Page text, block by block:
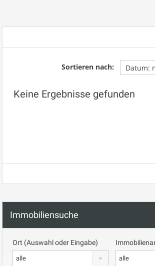
Sortieren nach:
Keine Ergebnisse gefunden
Immobiliensuche
Ort (Auswahl oder Eingabe)
alle alle